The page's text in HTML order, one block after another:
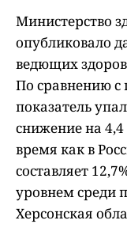
Министерство
опубликовало
ведющих
По сравнению
показатель
снижение на
время как в
составляет
уровнем среди
Херсонская